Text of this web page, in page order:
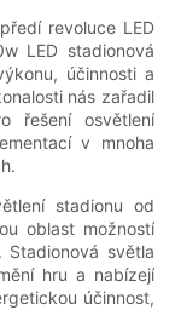
revoluce LED
LED stadionová
účinnosti a
nás zařadil
řešení osvětlení
v mnoha
stadionu od
oblast možností
světla
hru a nabízejí
účinnost,